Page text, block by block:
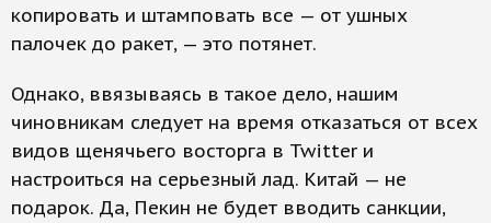
копировать и штамповать все — от ушных
палочек до ракет, — это потянет.
Однако, ввязываясь в такое дело, нашим
чиновникам следует на время отказаться от всех
видов щенячьего восторга в Twitter и
настроиться на серьезный лад. Китай — не
подарок. Да, Пекин не будет вводить санкции,